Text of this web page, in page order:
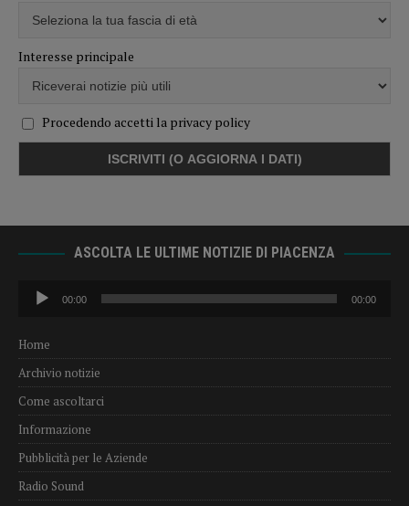
Interesse principale
Procedendo accetti la privacy policy
ASCOLTA LE ULTIME NOTIZIE DI PIACENZA
Audio
Player
00:00 00:00
Home
Archivio notizie
Come ascoltarci
Informazione
Pubblicità per le Aziende
Radio Sound